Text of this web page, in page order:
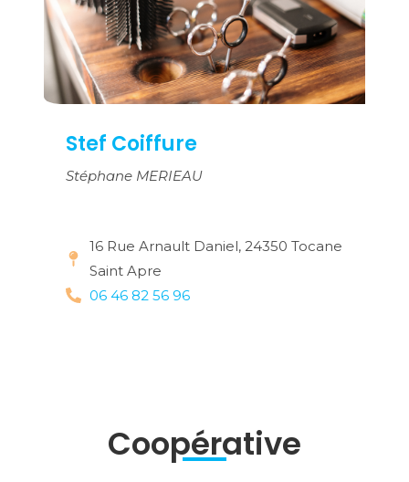
Stef Coiffure
Stéphane MERIEAU
16 Rue Arnault Daniel, 24350 Tocane
Saint Apre
06 46 82 56 96
Coopérative